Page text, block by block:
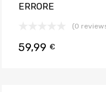
ERRORE
(0
59,99 €